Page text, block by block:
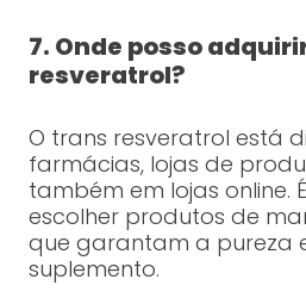
7. Onde posso
resveratrol?
O trans resveratrol está
farmácias, lojas de
também em lojas online.
escolher produtos de
que garantam a pureza
suplemento.